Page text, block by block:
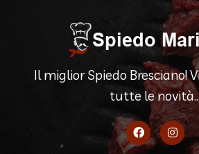
Il miglior Spiedo Bresciano!
tutte le